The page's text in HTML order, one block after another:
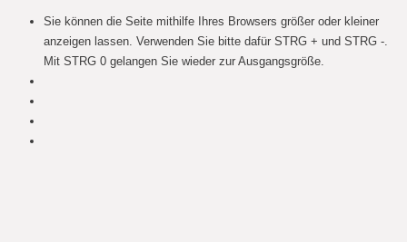
Sie können die Seite mithilfe Ihres Browsers größer oder kleiner
anzeigen lassen. Verwenden Sie bitte dafür STRG + und STRG -.
Mit STRG 0 gelangen Sie wieder zur Ausgangsgröße.